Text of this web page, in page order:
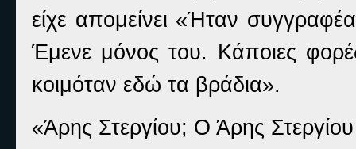
είχε απομείνει «Ήταν
Έμενε μόνος του. Κάποιες
κοιμόταν εδώ τα βράδια».
«Άρης Στεργίου; Ο Άρης